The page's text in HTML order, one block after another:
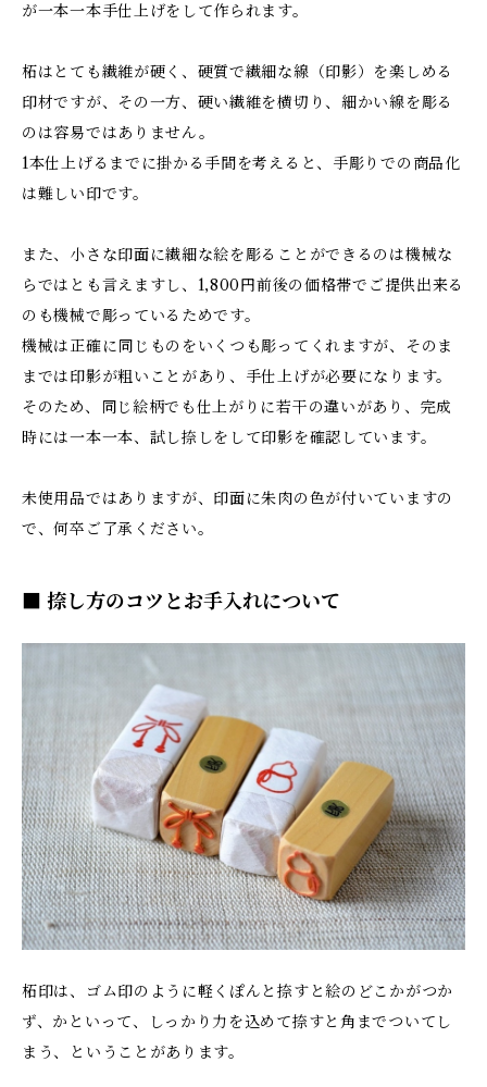
が一本一本手仕上げをして作られます。
柘はとても繊維が硬く、硬質で繊細な線（印影）を楽しめる
印材ですが、その一方、硬い繊維を横切り、細かい線を彫る
のは容易ではありません。
1本仕上げるまでに掛かる手間を考えると、手彫りでの商品化
は難しい印です。
また、小さな印面に繊細な絵を彫ることができるのは機械な
らではとも言えますし、1,800円前後の価格帯でご提供出来る
のも機械で彫っているためです。
機械は正確に同じものをいくつも彫ってくれますが、そのま
までは印影が粗いことがあり、手仕上げが必要になります。
そのため、同じ絵柄でも仕上がりに若干の違いがあり、完成
時には一本一本、試し捺しをして印影を確認しています。
未使用品ではありますが、印面に朱肉の色が付いていますの
で、何卒ご了承ください。
■ 捺し方のコツとお手入れについて
柘印は、ゴム印のように軽くぽんと捺すと絵のどこかがつか
ず、かといって、しっかり力を込めて捺すと角までついてし
まう、ということがあります。